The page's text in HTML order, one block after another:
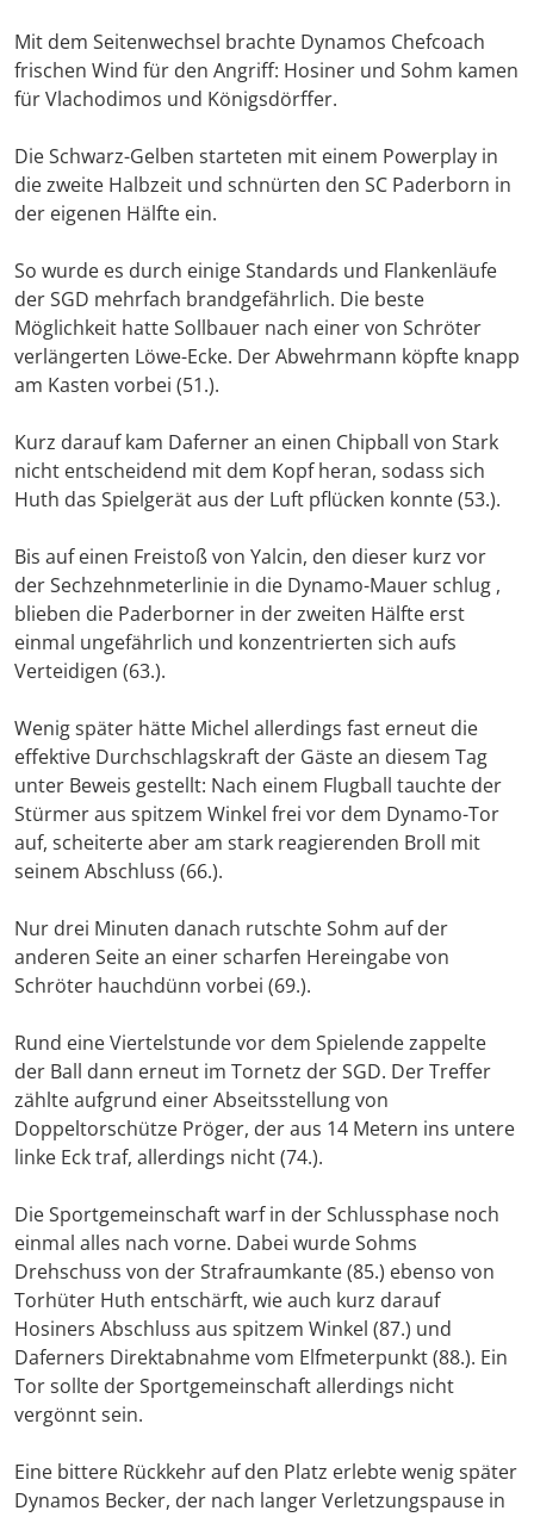
Mit dem Seitenwechsel brachte Dynamos Chefcoach
frischen Wind für den Angriff: Hosiner und Sohm kamen
für Vlachodimos und Königsdörffer.
Die Schwarz-Gelben starteten mit einem Powerplay in
die zweite Halbzeit und schnürten den SC Paderborn in
der eigenen Hälfte ein.
So wurde es durch einige Standards und Flankenläufe
der SGD mehrfach brandgefährlich. Die beste
Möglichkeit hatte Sollbauer nach einer von Schröter
verlängerten Löwe-Ecke. Der Abwehrmann köpfte knapp
am Kasten vorbei (51.).
Kurz darauf kam Daferner an einen Chipball von Stark
nicht entscheidend mit dem Kopf heran, sodass sich
Huth das Spielgerät aus der Luft pflücken konnte (53.).
Bis auf einen Freistoß von Yalcin, den dieser kurz vor
der Sechzehnmeterlinie in die Dynamo-Mauer schlug ,
blieben die Paderborner in der zweiten Hälfte erst
einmal ungefährlich und konzentrierten sich aufs
Verteidigen (63.).
Wenig später hätte Michel allerdings fast erneut die
effektive Durchschlagskraft der Gäste an diesem Tag
unter Beweis gestellt: Nach einem Flugball tauchte der
Stürmer aus spitzem Winkel frei vor dem Dynamo-Tor
auf, scheiterte aber am stark reagierenden Broll mit
seinem Abschluss (66.).
Nur drei Minuten danach rutschte Sohm auf der
anderen Seite an einer scharfen Hereingabe von
Schröter hauchdünn vorbei (69.).
Rund eine Viertelstunde vor dem Spielende zappelte
der Ball dann erneut im Tornetz der SGD. Der Treffer
zählte aufgrund einer Abseitsstellung von
Doppeltorschütze Pröger, der aus 14 Metern ins untere
linke Eck traf, allerdings nicht (74.).
Die Sportgemeinschaft warf in der Schlussphase noch
einmal alles nach vorne. Dabei wurde Sohms
Drehschuss von der Strafraumkante (85.) ebenso von
Torhüter Huth entschärft, wie auch kurz darauf
Hosiners Abschluss aus spitzem Winkel (87.) und
Daferners Direktabnahme vom Elfmeterpunkt (88.). Ein
Tor sollte der Sportgemeinschaft allerdings nicht
vergönnt sein.
Eine bittere Rückkehr auf den Platz erlebte wenig später
Dynamos Becker, der nach langer Verletzungspause in